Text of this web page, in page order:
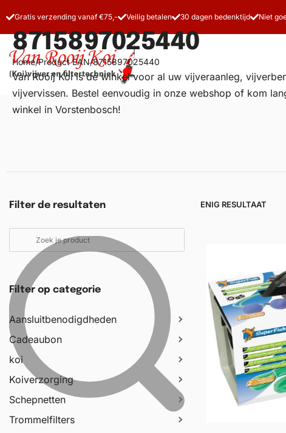
Gratis verzending vanaf €75,- Veilig betalen 30 dagen bedenktijd Niet
8715897025440
Home/Product EAN/8715897025440
Van Rooij Koi is dé winkel voor al uw vijveraanleg,
vijvervissen. Bestel eenvoudig in onze webshop of kom
winkel in Vorstenbosch!
Filter de resultaten
Filter op categorie
Aansluitbenodigdheden
Cadeaubon
koi
Koiverzorging
Schepnetten
Trommelfilters
ENIG RESULTAAT